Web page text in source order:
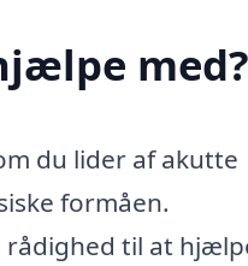
med?
du lider af akutte
formåen.
til at